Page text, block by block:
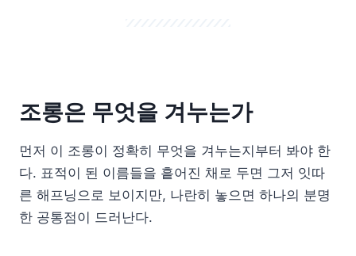
조롱은 무엇을 겨누는가
먼저 이 조롱이 정확히 무엇을 겨누는지부터 봐야 한
다. 표적이 된 이름들을 흩어진 채로 두면 그저 잇따
른 해프닝으로 보이지만, 나란히 놓으면 하나의 분명
한 공통점이 드러난다.